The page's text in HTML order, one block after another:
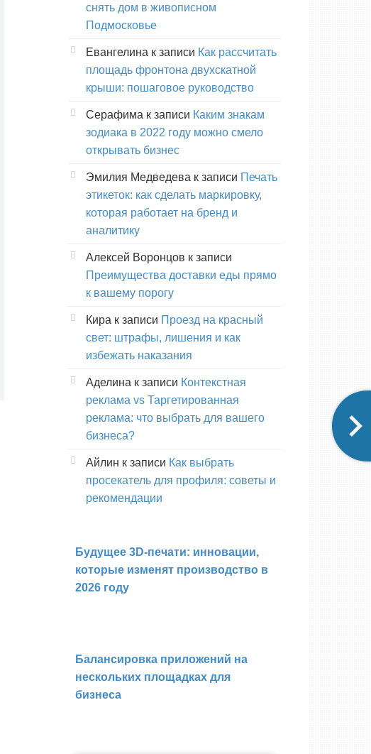
снять дом в живописном
Подмосковье
Евангелина к записи Как рассчитать
площадь фронтона двухскатной
крыши: пошаговое руководство
Серафима к записи Каким знакам
зодиака в 2022 году можно смело
открывать бизнес
Эмилия Медведева к записи Печать
этикеток: как сделать маркировку,
которая работает на бренд и
аналитику
Алексей Воронцов к записи
Преимущества доставки еды прямо
к вашему порогу
Кира к записи Проезд на красный
свет: штрафы, лишения и как
избежать наказания
Аделина к записи Контекстная
реклама vs Таргетированная
реклама: что выбрать для вашего
бизнеса?
Айлин к записи Как выбрать
просекатель для профиля: советы и
рекомендации
Будущее 3D-печати: инновации,
которые изменят производство в
2026 году
Балансировка приложений на
нескольких площадках для
бизнеса